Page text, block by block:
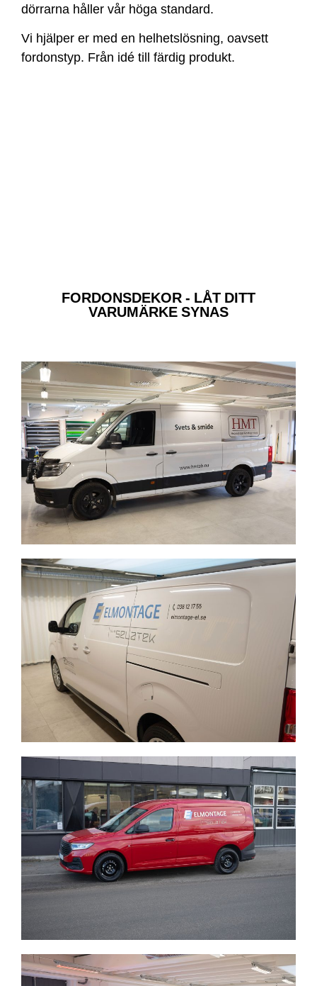
dörrarna håller vår höga standard.
Vi hjälper er med en helhetslösning, oavsett
fordonstyp. Från idé till färdig produkt.
FORDONSDEKOR - LÅT DITT
VARUMÄRKE SYNAS